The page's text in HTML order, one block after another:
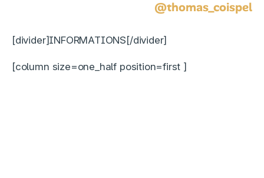
@thomas_coispel
[divider]INFORMATIONS[/divider]
[column size=one_half position=first ]